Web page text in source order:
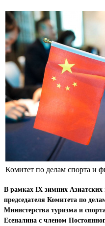
Комитет по делам спорта и
В рамках IX зимних Азиатских
председателя Комитета по
Министерства туризма и
Есеналина с членом